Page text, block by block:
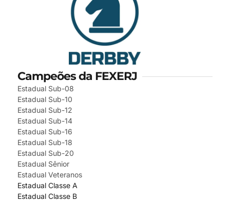
Campeões da FEXERJ
Estadual Sub-08
Estadual Sub-10
Estadual Sub-12
Estadual Sub-14
Estadual Sub-16
Estadual Sub-18
Estadual Sub-20
Estadual Sênior
Estadual Veteranos
Estadual Classe A
Estadual Classe B